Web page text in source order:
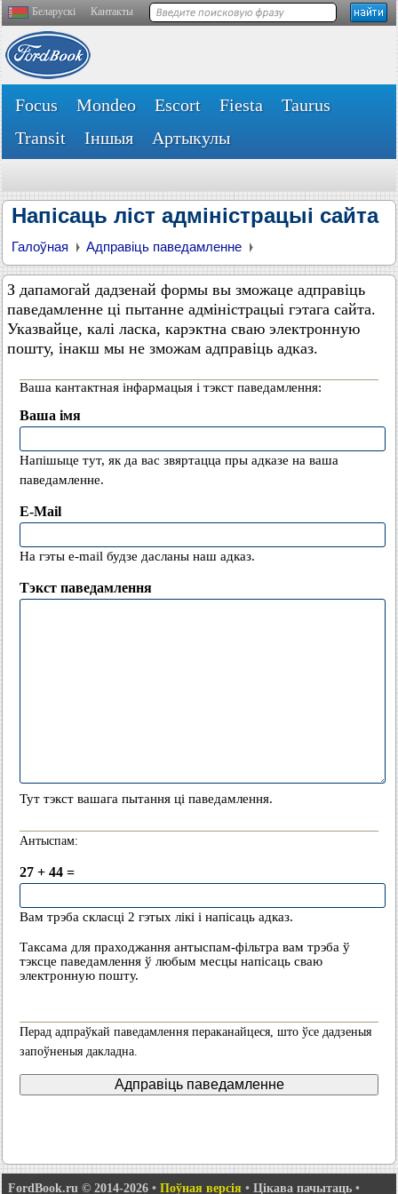
Беларускі Кантакты
Focus Mondeo Escort Fiesta
Taurus
Transit
Іншыя Артыкулы
Напісаць ліст адміністрацыі сайта
Галоўная Адправіць паведамленне
З дапамогай дадзенай формы вы зможаце адправіць
паведамленне ці пытанне адміністрацыі гэтага сайта.
Указвайце, калі ласка, карэктна сваю электронную
пошту, інакш мы не зможам адправіць адказ.
Ваша кантактная інфармацыя і тэкст паведамлення:
Ваша імя
Напішыце тут, як да вас звяртацца пры адказе на ваша
паведамленне.
E-Mail
На гэты e-mail будзе дасланы наш адказ.
Тэкст паведамлення
Тут тэкст вашага пытання ці паведамлення.
Антыспам:
27 + 44 =
Вам трэба скласці 2 гэтых лікі і напісаць адказ.
Таксама для праходжання антыспам-фільтра вам трэба ў
тэксце паведамлення ў любым месцы напісаць сваю
электронную пошту.
Перад адпраўкай паведамлення пераканайцеся, што ўсе дадзеныя
запоўненыя дакладна.
FordBook.ru © 2014-2026 • Поўная версія • Цікава пачытаць •